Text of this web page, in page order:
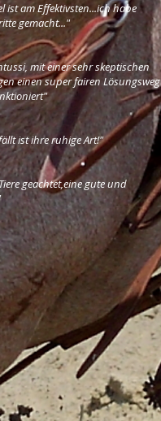
ist am Effektivsten...ich habe
gemacht..."
mit einer sehr skeptischen
einen super fairen Lösungsweg
ist ihre ruhige Art!"
geachtet,eine gute und